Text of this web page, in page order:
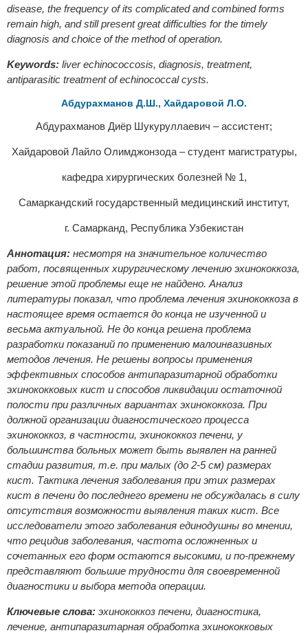
disease, the frequency of its complicated and combined forms
remain high, and still present great difficulties for the timely
diagnosis and choice of the method of operation.
Keywords: liver echinococcosis, diagnosis, treatment,
antiparasitic treatment of echinococcal cysts.
Абдурахманов Д.Ш., Хайдаровой Л.О.
Абдурахманов Диёр Шукуруллаевич – ассистент;
Хайдаровой Лайло Олимджонзода – студент магистратуры,
кафедра хирургических болезней № 1,
Самаркандский государственный медицинский институт,
г. Самарканд, Республика Узбекистан
Аннотация: несмотря на значительное количество
работ, посвященных хирургическому лечению эхинококкоза,
решение этой проблемы еще не найдено. Анализ
литературы показал, что проблема лечения эхинококкоза в
настоящее время остается до конца не изученной и
весьма актуальной. Не до конца решена проблема
разработки показаний по применению малоинвазивных
методов лечения. Не решены вопросы применения
эффективных способов антипаразитарной обработки
эхинококковых кист и способов ликвидации остаточной
полости при различных вариантах эхинококкоза. При
должной организации диагностического процесса
эхинококкоз, в частности, эхинококкоз печени, у
большинства больных может быть выявлен на ранней
стадии развития, т.е. при малых (до 2-5 см) размерах
кист. Тактика лечения заболевания при этих размерах
кист в печени до последнего времени не обсуждалась в силу
отсутствия возможности выявления таких кист. Все
исследователи этого заболевания единодушны во мнении,
что рецидив заболевания, частота осложненных и
сочетанных его форм остаются высокими, и по-прежнему
представляют большие трудности для своевременной
диагностики и выбора метода операции.
Ключевые слова: эхинококкоз печени, диагностика,
лечение, антипаразитарная обработка эхинококковых